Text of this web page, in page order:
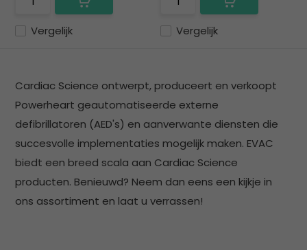
Vergelijk Vergelijk
Cardiac Science ontwerpt, produceert en verkoopt
Powerheart geautomatiseerde externe
defibrillatoren (AED's) en aanverwante diensten die
succesvolle implementaties mogelijk maken. EVAC
biedt een breed scala aan Cardiac Science
producten. Benieuwd? Neem dan eens een kijkje in
ons assortiment en laat u verrassen!